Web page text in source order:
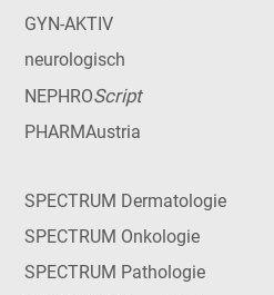
GYN-AKTIV
neurologisch
NEPHROScript
PHARMAustria
SPECTRUM Dermatologie
SPECTRUM Onkologie
SPECTRUM Pathologie